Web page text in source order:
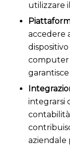
utilizzare
accedere
computer
integrarsi
aziendale